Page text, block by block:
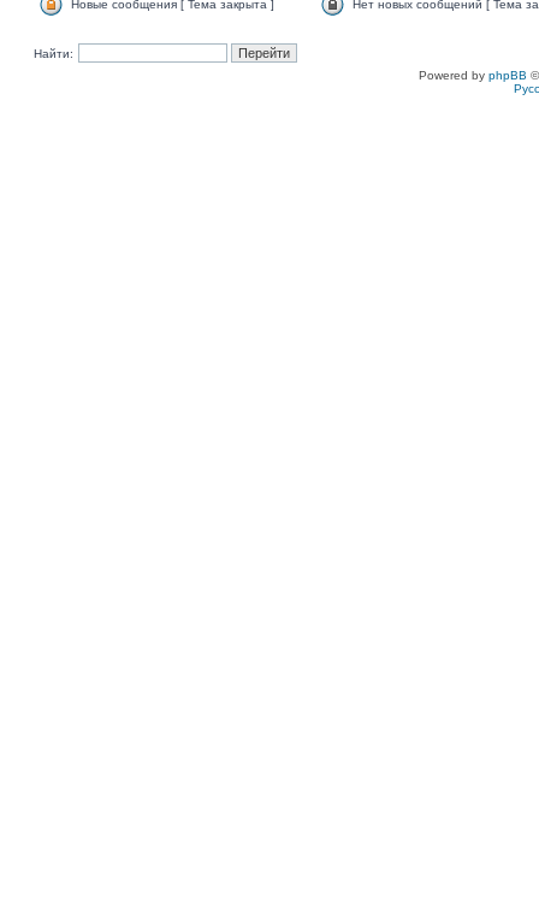
Новые сообщения [ Тема закрыта ] Нет новых сообщений [ Тема
Найти:
Powered by phpBB